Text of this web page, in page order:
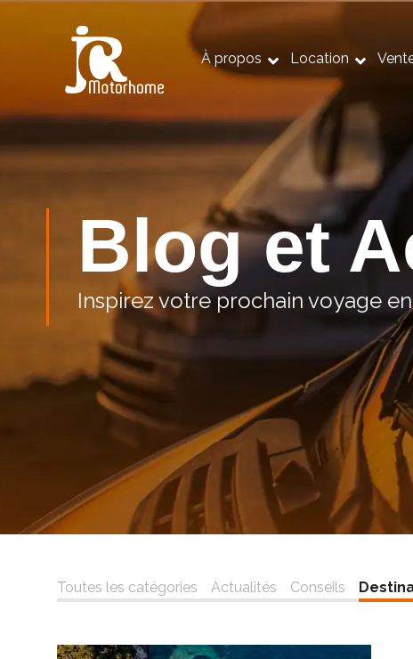
À propos Location
Blog et
Inspirez votre prochain voyage
Toutes les catégories Actualités Conseils